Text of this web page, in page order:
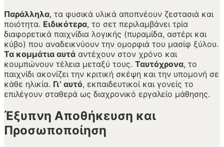
Παράλληλα, τα φυσικά υλικά αποπνέουν ζεστασιά και
ποιότητα. Ειδικότερα, το σετ περιλαμβάνει τρία
διαφορετικά παιχνίδια λογικής (πυραμίδα, αστέρι και
κύβο) που αναδεικνύουν την ομορφιά του μασίφ ξύλου.
Τα κομμάτια αυτά αντέχουν στον χρόνο και
κουμπώνουν τέλεια μεταξύ τους. Ταυτόχρονα, το
παιχνίδι ακονίζει την κριτική σκέψη και την υπομονή σε
κάθε ηλικία. Γι’ αυτό, εκπαιδευτικοί και γονείς το
επιλέγουν σταθερά ως διαχρονικό εργαλείο μάθησης.
Έξυπνη Αποθήκευση και
Προσωποποίηση